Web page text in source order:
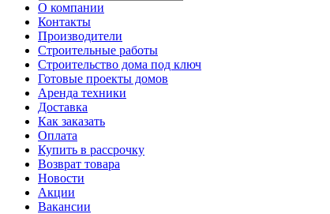
О компании
Контакты
Производители
Строительные работы
Строительство дома под ключ
Готовые проекты домов
Аренда техники
Доставка
Как заказать
Оплата
Купить в рассрочку
Возврат товара
Новости
Акции
Вакансии